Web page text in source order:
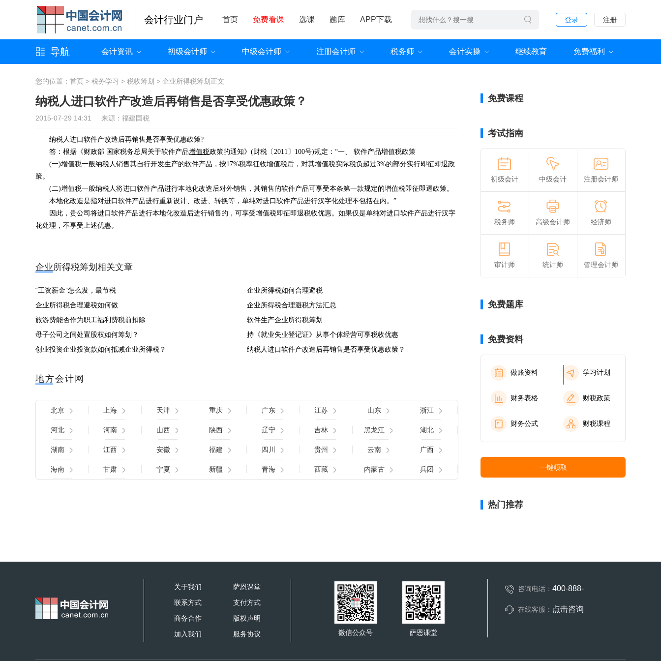
会计行业门户 首页 免费看课 选课 题库 APP下载 登录 注册
导航 会计资讯 初级会计师 中级会计师 注册会计师 税务师 会计实操 继续教育 免费福利
您的位置： 首页 > 税务学习 > 税收筹划 > 企业所得税筹划 正文
纳税人进口软件产改造后再销售是否享受优惠政策？
2015-07-29 14:31 来源：福建国税
纳税人进口软件产改造后再销售是否享受优惠政策?
答：根据《财政部 国家税务总局关于软件产品增值税政策的通知》(财税〔2011〕100号)规定：“一、 软件产品增值税政策
(一)增值税一般纳税人销售其自行开发生产的软件产品，按17%税率征收增值税后，对其增值税实际税负超过3%的部分实行即征即退政
策。
(二)增值税一般纳税人将进口软件产品进行本地化改造后对外销售，其销售的软件产品可享受本条第一款规定的增值税即征即退政策。
本地化改造是指对进口软件产品进行重新设计、改进、转换等，单纯对进口软件产品进行汉字化处理不包括在内。”
因此，贵公司将进口软件产品进行本地化改造后进行销售的，可享受增值税即征即退税收优惠。如果仅是单纯对进口软件产品进行汉字
花处理，不享受上述优惠。
企业所得税筹划相关文章
“工资薪金”怎么发，最节税
企业所得税如何合理避税
企业所得税合理避税如何做
企业所得税合理避税方法汇总
旅游费能否作为职工福利费税前扣除
软件生产企业所得税筹划
母子公司之间处置股权如何筹划？
持《就业失业登记证》从事个体经营可享税收优惠
创业投资企业投资款如何抵减企业所得税？
纳税人进口软件产改造后再销售是否享受优惠政策？
地方会计网
北京 上海 天津 重庆 广东 江苏 山东 浙江
河北 河南 山西 陕西 辽宁 吉林 黑龙江 湖北
湖南 江西 安徽 福建 四川 贵州 云南 广西
海南 甘肃 宁夏 新疆 青海 西藏 内蒙古 兵团
免费课程
考试指南
初级会计 中级会计 注册会计师
税务师 高级会计师 经济师
审计师 统计师 管理会计师
免费题库
免费资料
做账资料 学习计划
财务表格 财税政策
财务公式 财税课程
一键领取
热门推荐
关于我们
萨恩课堂
联系方式
支付方式
商务合作
版权声明
加入我们
服务协议 微信公众号 萨恩课堂
咨询电话： 400-888-
在线客服： 点击咨询